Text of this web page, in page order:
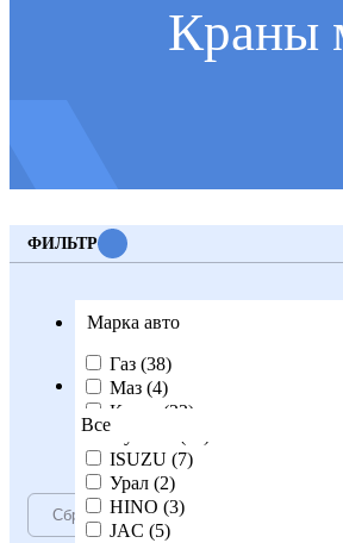
Краны
ФИЛЬТР
Марка авто
Газ (38)
Маз (4)
Камаз (22)
Hyundai (
ISUZU (7)
Урал (2)
HINO (3)
JAC (5)
КМУ
Все